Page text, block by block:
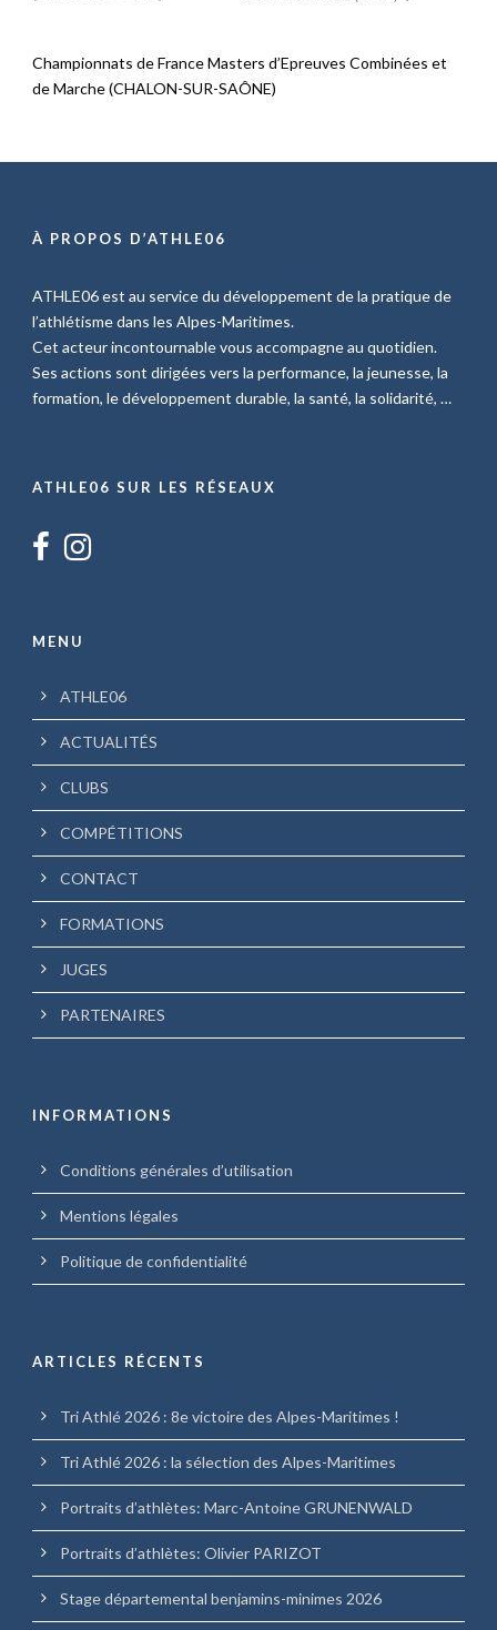
Championnats de France Masters d’Epreuves Combinées et
de Marche (CHALON-SUR-SAÔNE)
À PROPOS D’ATHLE06
ATHLE06 est au service du développement de la pratique de
l’athlétisme dans les Alpes-Maritimes.
Cet acteur incontournable vous accompagne au quotidien.
Ses actions sont dirigées vers la performance, la jeunesse, la
formation, le développement durable, la santé, la solidarité, …
ATHLE06 SUR LES RÉSEAUX
MENU
ATHLE06
ACTUALITÉS
CLUBS
COMPÉTITIONS
CONTACT
FORMATIONS
JUGES
PARTENAIRES
INFORMATIONS
Conditions générales d’utilisation
Mentions légales
Politique de confidentialité
ARTICLES RÉCENTS
Tri Athlé 2026 : 8e victoire des Alpes-Maritimes !
Tri Athlé 2026 : la sélection des Alpes-Maritimes
Portraits d’athlètes: Marc-Antoine GRUNENWALD
Portraits d’athlètes: Olivier PARIZOT
Stage départemental benjamins-minimes 2026